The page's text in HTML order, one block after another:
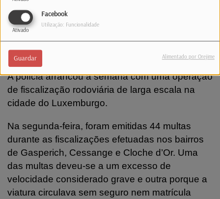
Facebook
Ativado
Utilização: Funcionalidade
Guardar Alimentado por Orejime
Estradas. Polícia emite 46 multas em
operação na capital
A polícia arrancou a semana com uma operação
de fiscalização rodoviária de larga escala na
cidade do Luxemburgo.
Na segunda-feira, foram emitidas 44 multas
durante as fiscalizações efetuadas nos bairros
de Gasperich, Cessange e Cloche d’Or. Uma
das multas deveu-se a um excesso de
velocidade considerado grave e outra porque a
viatura circulava sem seguro nem matrícula